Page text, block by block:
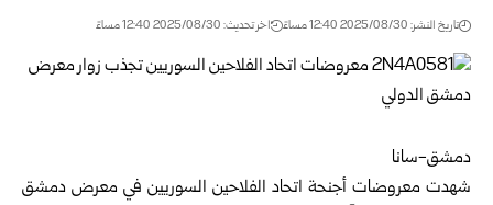
تاريخ النشر: 2025/08/30 12:40 مساءً اخر تحديث: 2025/08/30 12:40 مساءً
دمشق-سانا
شهدت معروضات أجنحة اتحاد الفلاحين السوريين في معرض دمشق